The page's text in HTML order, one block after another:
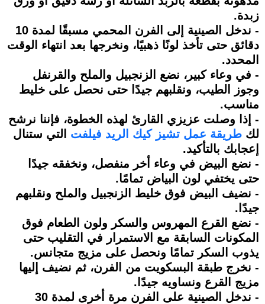
زبدة.
- ندخل الصينية إلى الفرن المحمي مسبقًا لمدة 10
دقائق حتى تأخذ لونًا ذهبيًا، ونخرجها بعد انتهاء الوقت
المحدد.
- في وعاء كبير، نضع الزنجبيل والملح والقرنفل
وجوز الطيب، ونقلبهم جيدًا حتى نحصل على خليط
مناسب.
- إذا وصلت عزيزي القارئ لهذه الخطوة، فإننا نرشح
لك طريقة عمل تشيز كيك الريد فيلفت التي ستنال
إعجابك بالتأكيد.
- نضع البيض في وعاء أخر منفصل، ونخفقه جيدًا
حتى يختفي لون البياض تمامًا.
- نضيف البيض فوق خليط الزنجبيل والملح ونقلبهم
جيدًا.
- نضع القرع المهروس والسكر ولون الطعام فوق
المكونات السابقة مع الاستمرار في التقليب حتى
يذوب السكر تمامًا ونحصل على مزيج متجانس.
- نخرج طبقة البسكويت من الفرن، ثم نضيف إليها
مزيج القرع ونساويه جيدًا.
- ندخل الصينية على الفرن مرة أخرى لمدة 30